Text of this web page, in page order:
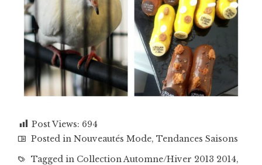
Post Views: 694
Posted in Nouveautés Mode, Tendances Saisons
Tagged in Collection Automne/Hiver 2013 2014,